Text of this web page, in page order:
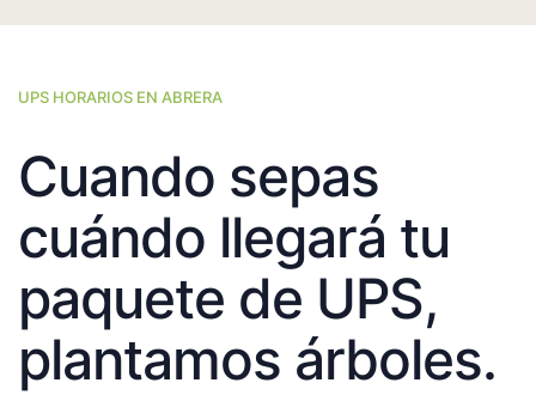
UPS HORARIOS EN ABRERA
Cuando sepas
cuándo llegará tu
paquete de UPS,
plantamos árboles.